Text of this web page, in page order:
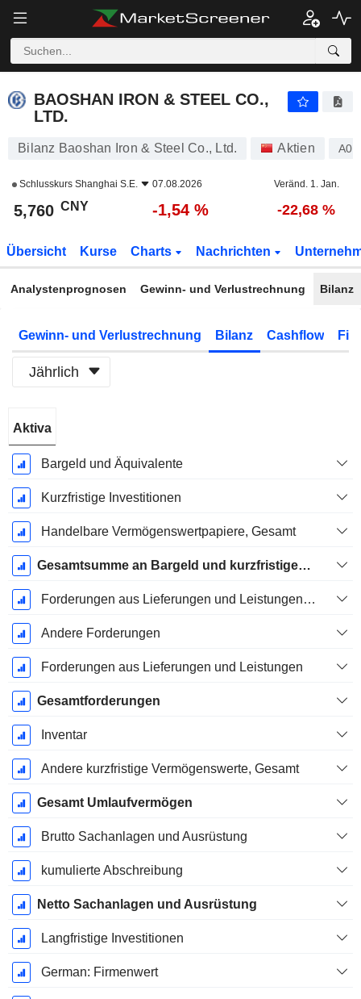
BAOSHAN IRON & STEEL CO.,
LTD.
Bilanz Baoshan Iron & Steel Co., Ltd. Aktien
Schlusskurs Shanghai S.E. 07.08.2026 Veränd. 1. Jan.
5,760 CNY -1,54 % -22,68 %
Übersicht Kurse Charts Nachrichten
Analystenprognosen Gewinn- und Verlustrechnung Bilanz
Gewinn- und Verlustrechnung Bilanz Cashflow
Jährlich
Geschäftsjahres:
Dezember
Aktiva
Bargeld und Äquivalente
Kurzfristige Investitionen
Handelbare Vermögenswertpapiere, Gesamt
Gesamtsumme an Bargeld und kurzfristigen Investitionen
Forderungen aus Lieferungen und Leistungen, Gesamt
Andere Forderungen
Forderungen aus Lieferungen und Leistungen
Gesamtforderungen
Inventar
Andere kurzfristige Vermögenswerte, Gesamt
Gesamt Umlaufvermögen
Brutto Sachanlagen und Ausrüstung
kumulierte Abschreibung
Netto Sachanlagen und Ausrüstung
Langfristige Investitionen
German: Firmenwert